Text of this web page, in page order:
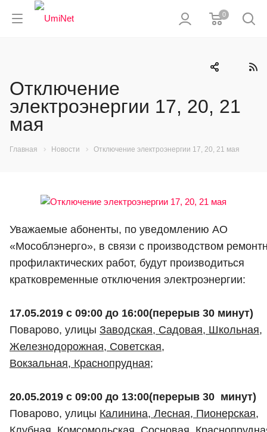
0
Отключение
электроэнергии 17, 20, 21
мая
Главная Новости Отключение электроэнергии 17, 20, 21 мая
Уважаемые абоненты, по уведомлению АО
«Мособлэнерго», в связи с производством
профилактических работ, будут производиться
кратковременные отключения электроэнергии:
17.05.2019 с 09:00 до 16:00(перерыв 30 минут)
Поварово, улицы Заводская, Садовая, Школьная,
Железнодорожная, Советская,
Вокзальная, Краснопрудная;
20.05.2019 с 09:00 до 13:00(перерыв 30 минут)
Поварово, улицы Калинина, Лесная, Пионерская,